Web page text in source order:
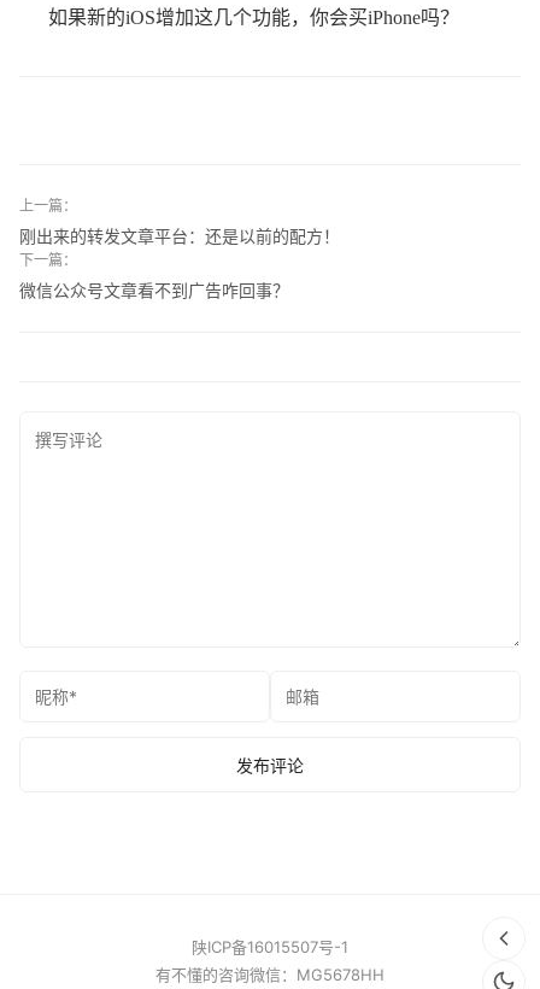
如果新的iOS增加这几个功能，你会买iPhone吗？
上一篇：
刚出来的转发文章平台：还是以前的配方！
下一篇：
微信公众号文章看不到广告咋回事？
陕ICP备16015507号-1
有不懂的咨询微信：MG5678HH